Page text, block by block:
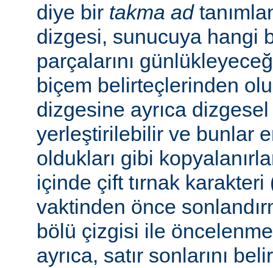
diye bir takma ad
dizgesi, sunucuya hangi
parçalarını
biçem belirteçlerinden
dizgesine ayrıca
yerleştirilebilir ve bunlar
oldukları gibi
içinde çift tırnak
vaktinden önce
bölü çizgisi ile
ayrıca, satır sonlarını